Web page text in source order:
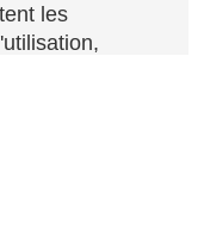
les
facilité